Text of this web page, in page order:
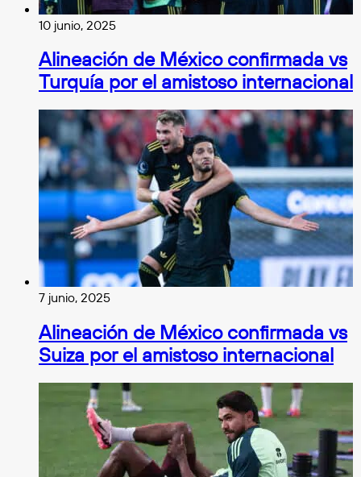
10 junio, 2025
Alineación de México confirmada vs
Turquía por el amistoso internacional
7 junio, 2025
Alineación de México confirmada vs
Suiza por el amistoso internacional